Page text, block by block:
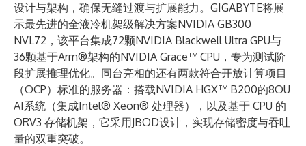
设计与架构，确保无缝过渡与扩展能力。GIGABYTE将展
示最先进的全液冷机架级解决方案NVIDIA GB300
NVL72，该平台集成72颗NVIDIA Blackwell Ultra GPU与
36颗基于Arm®架构的NVIDIA Grace™ CPU，专为测试阶
段扩展推理优化。同台亮相的还有两款符合开放计算项目
（OCP）标准的服务器：搭载NVIDIA HGX™ B200的8OU
AI系统（集成Intel® Xeon® 处理器），以及基于 CPU 的
ORV3 存储机架，它采用JBOD设计，实现存储密度与吞吐
量的双重突破。